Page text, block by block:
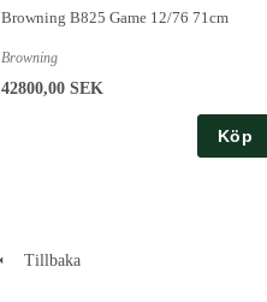
Browning B825 Game 12/76 71cm
Browning
42800,00 SEK
Köp
Tillbaka